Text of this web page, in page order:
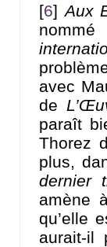
[6]Aux
avec
de
paraît
Thorez
plus,
dernier
amène
qu’elle
aurait-il